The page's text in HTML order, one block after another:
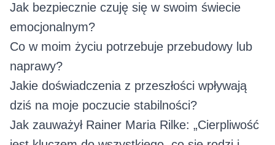
Jak bezpiecznie czuję się w swoim świecie
emocjonalnym?
Co w moim życiu potrzebuje przebudowy lub
naprawy?
Jakie doświadczenia z przeszłości wpływają
dziś na moje poczucie stabilności?
Jak zauważył Rainer Maria Rilke: „Cierpliwość